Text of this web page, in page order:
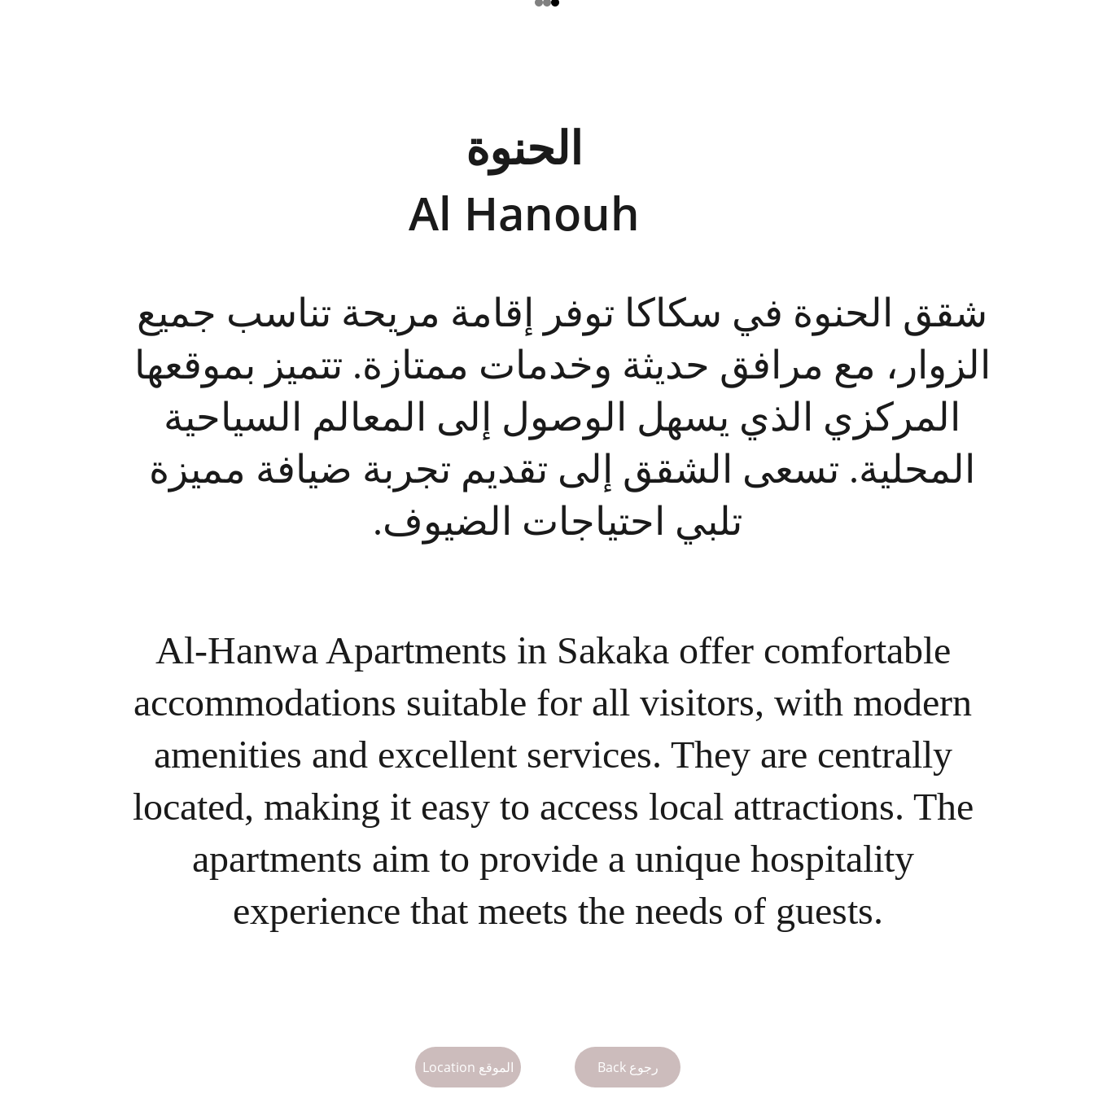
Back رجوع
شقق الحنوة في سكاكا توفر إقامة مريحة تناسب جميع
الزوار، مع مرافق حديثة وخدمات ممتازة. تتميز بموقعها
المركزي الذي يسهل الوصول إلى المعالم السياحية
المحلية. تسعى الشقق إلى تقديم تجربة ضيافة مميزة
تلبي احتياجات الضيوف.
Al-Hanwa Apartments in Sakaka offer comfortable
accommodations suitable for all visitors, with modern
amenities and excellent services. They are centrally
located, making it easy to access local attractions. The
apartments aim to provide a unique hospitality
experience that meets the needs of guests.
Location الموقع
الحنوة
Al Hanouh